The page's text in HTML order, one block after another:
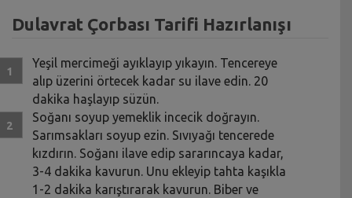
Dulavrat Çorbası Tarifi Hazırlanışı
Yeşil mercimeği ayıklayıp yıkayın. Tencereye
alıp üzerini örtecek kadar su ilave edin. 20
dakika haşlayıp süzün.
Soğanı soyup yemeklik incecik doğrayın.
Sarımsakları soyup ezin. Sıvıyağı tencerede
kızdırın. Soğanı ilave edip sararıncaya kadar,
3-4 dakika kavurun. Unu ekleyip tahta kaşıkla
1-2 dakika karıştırarak kavurun. Biber ve